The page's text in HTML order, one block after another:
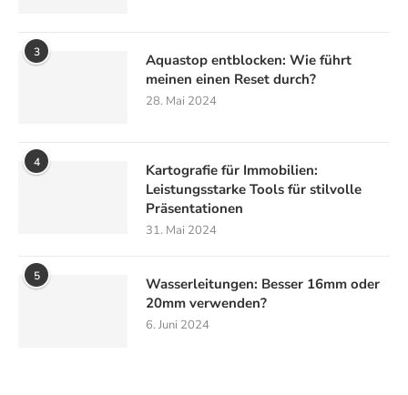
3
Aquastop entblocken: Wie führt
meinen einen Reset durch?
28. Mai 2024
4
Kartografie für Immobilien:
Leistungsstarke Tools für stilvolle
Präsentationen
31. Mai 2024
5
Wasserleitungen: Besser 16mm oder
20mm verwenden?
6. Juni 2024